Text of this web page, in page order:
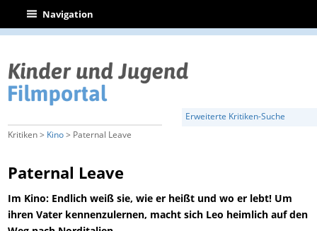
| Navigation
Erweiterte Kritiken-Suche
Kritiken > Kino> Paternal Leave
Paternal Leave
Im Kino: Endlich weiß sie, wie er heißt und wo er lebt! Um
ihren Vater kennenzulernen, macht sich Leo heimlich auf den